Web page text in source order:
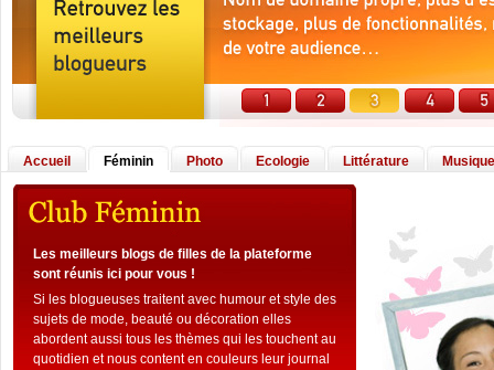
Accueil Féminin Photo Ecologie Littérature Musique
Les meilleurs blogs de filles de la plateforme
sont réunis ici pour vous !
Si les blogueuses traitent avec humour et style des
sujets de mode, beauté ou décoration elles
abordent aussi tous les thèmes qui les touchent au
quotidien et nous content en couleurs leur journal